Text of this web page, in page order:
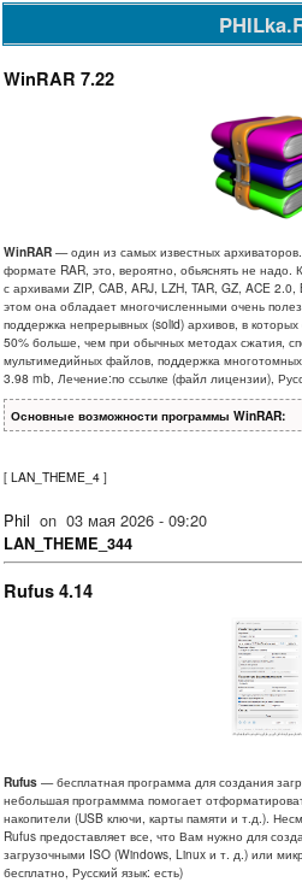
WinRAR 7.22
WinRAR — один из самых известных
формате RAR, это, вероятно, обьяснять не надо.
с архивами ZIP, CAB, ARJ, LZH, TAR, GZ, ACE
этом она обладает многочисленными очень
поддержка непрерывных (solid) архивов, в
50% больше, чем при обычных методах сжатия,
мультимедийных файлов, поддержка
3.98 mb, Лечение:по ссылке (файл лицензии),
Основные возможности программы WinRAR:
[ LAN_THEME_4 ]
Phil on 03 мая 2026 - 09:20
LAN_THEME_344
Rufus 4.14
Rufus — бесплатная программа для создания
небольшая программма помогает
накопители (USB ключи, карты памяти и т.д.).
Rufus предоставляет все, что Вам нужно для
загрузочными ISO (Windows, Linux и т. д.) или
бесплатно, Русский язык: есть)